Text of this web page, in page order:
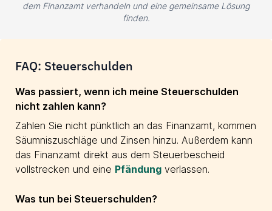
dem Finanzamt verhandeln und eine gemeinsame Lösung
finden.
FAQ: Steuerschulden
Was passiert, wenn ich meine Steuerschulden
nicht zahlen kann?
Zahlen Sie nicht pünktlich an das Finanzamt, kommen
Säumniszuschläge und Zinsen hinzu. Außerdem kann
das Finanzamt direkt aus dem Steuerbescheid
vollstrecken und eine Pfändung verlassen.
Was tun bei Steuerschulden?